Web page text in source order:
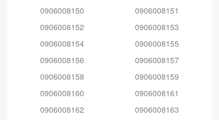
0906008150
0906008151
0906008152
0906008153
0906008154
0906008155
0906008156
0906008157
0906008158
0906008159
0906008160
0906008161
0906008162
0906008163